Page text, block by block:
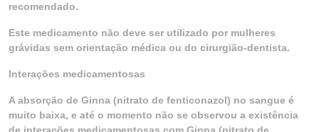
recomendado.
Este medicamento não deve ser utilizado por mulheres
grávidas sem orientação médica ou do cirurgião-dentista.
Interações medicamentosas
A absorção de Ginna (nitrato de fenticonazol) no sangue é
muito baixa, e até o momento não se observou a existência